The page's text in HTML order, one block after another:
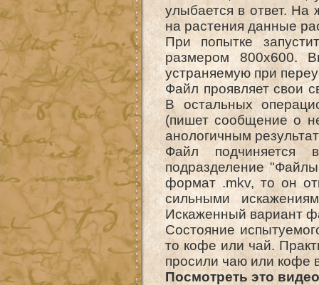
улыбается в ответ. На
на растения данные
При попытке
размером 800х600.
устраняемую при
Файл проявляет свои
В остальных
(пишет сообщение о
анологичным
Файл подчиняется
подразделение
формат .mkv, то он
сильными
Искаженный вариант
Состояние
то кофе или чай.
просили чаю или кофе
Посмотреть это